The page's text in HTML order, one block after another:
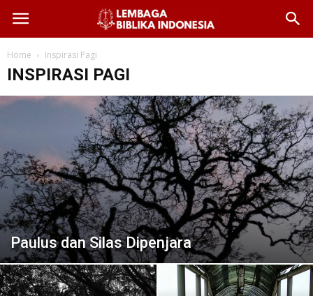
Home Inspirasi Pagi
INSPIRASI PAGI
Paulus dan Silas Dipenjara